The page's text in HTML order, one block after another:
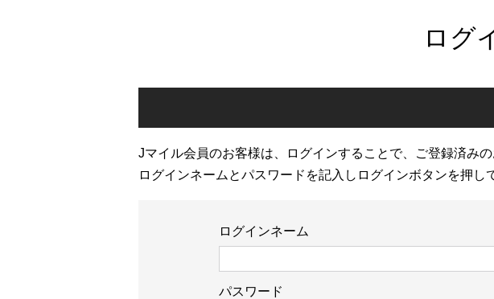
ログ
Jマイル会員のお客様は、ログインすることで、ご登録済みの
ログインネームとパスワードを記入しログインボタンを押し
ログインネーム
パスワード